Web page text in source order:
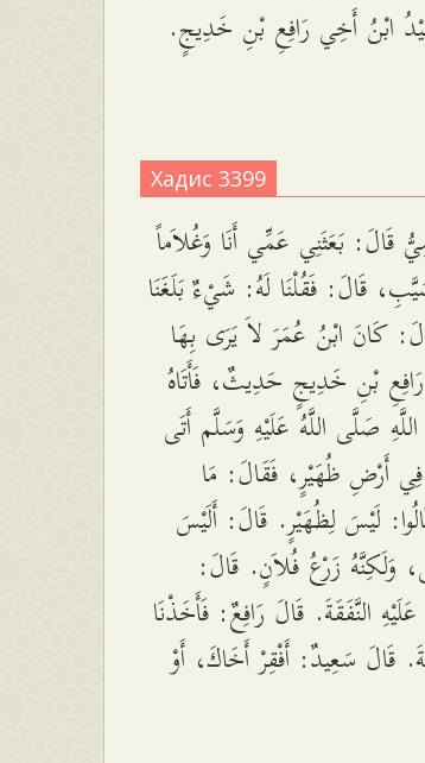
ابْنُ أَخِي رَافِعِ بْنِ خَدِيجٍ.
Хадис 3399
بَعَثَنِي عَمِّي أَنَا وَغُلاَماً
قَالَ: فَقُلْنَا لَهُ: شَيْءٌ بَلَغَنَا
كَانَ ابْنُ عُمَرَ لاَ يَرَى بِهَا
بْنِ خَدِيجٍ حَدِيثٌ، فَأَتَاهُ
صَلَّى اللَّهُ عَلَيْهِ وَسَلَّم أَتَى
فِي أَرْضِ ظُهَيْرٍ، فَقَالَ: مَا
لَيْسَ لِظُهَيْرٍ. قَالَ: أَلَيْسَ
وَلَكِنَّهُ زَرْعُ فُلاَنٍ. قَالَ:
النَّفَقَةَ. قَالَ رَافِعٌ: فَأَخَذْنَا
قَالَ سَعِيدٌ: أَفْقِرْ أَخَاكَ، أَوْ